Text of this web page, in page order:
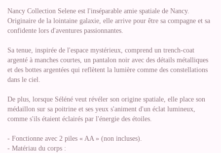
Nancy Collection Selene est l'inséparable amie spatiale de Nancy.
Originaire de la lointaine galaxie, elle arrive pour être sa compagne et sa
confidente lors d'aventures passionnantes.
Sa tenue, inspirée de l'espace mystérieux, comprend un trench-coat
argenté à manches courtes, un pantalon noir avec des détails métalliques
et des bottes argentées qui reflètent la lumière comme des constellations
dans le ciel.
De plus, lorsque Séléné veut révéler son origine spatiale, elle place son
médaillon sur sa poitrine et ses yeux s'animent d'un éclat lumineux,
comme s'ils étaient éclairés par l'énergie des étoiles.
- Fonctionne avec 2 piles « AA » (non incluses).
- Matériau du corps :